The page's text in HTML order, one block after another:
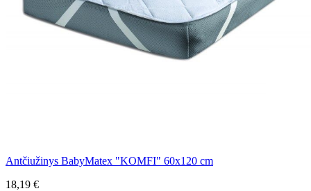
Antčiužinys BabyMatex "KOMFI" 60x120 cm
18,19 €